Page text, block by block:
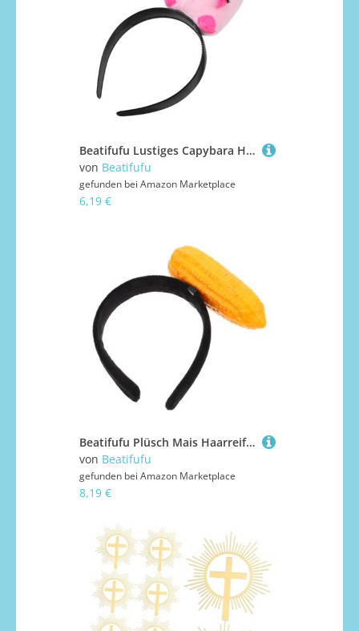
Beatifufu Lustiges Capybara Haarreifen Stirnband aus Leichtem für Party Kostüm Karneval und Alltag Bequemes Einfaches Aufsetzen als Foto requisite und Bühnenaccessoire
von Beatifufu
gefunden bei Amazon Marketplace
6,19 €
Beatifufu Plüsch Mais Haarreif Lustiger Stirnband Realistisches Kopfschmuck Party Geburtstag Verkleidung Zubehör
von Beatifufu
gefunden bei Amazon Marketplace
8,19 €